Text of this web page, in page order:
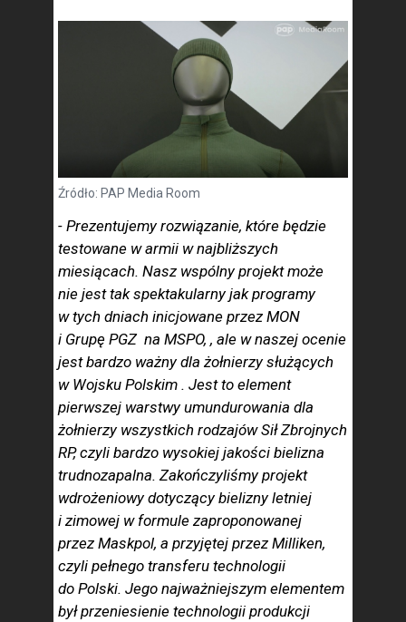
Źródło: PAP Media Room
- Prezentujemy rozwiązanie, które będzie
testowane w armii w najbliższych
miesiącach. Nasz wspólny projekt może
nie jest tak spektakularny jak programy
w tych dniach inicjowane przez MON
i Grupę PGZ na MSPO, , ale w naszej ocenie
jest bardzo ważny dla żołnierzy służących
w Wojsku Polskim . Jest to element
pierwszej warstwy umundurowania dla
żołnierzy wszystkich rodzajów Sił Zbrojnych
RP, czyli bardzo wysokiej jakości bielizna
trudnozapalna. Zakończyliśmy projekt
wdrożeniowy dotyczący bielizny letniej
i zimowej w formule zaproponowanej
przez Maskpol, a przyjętej przez Milliken,
czyli pełnego transferu technologii
do Polski. Jego najważniejszym elementem
był przeniesienie technologii produkcji